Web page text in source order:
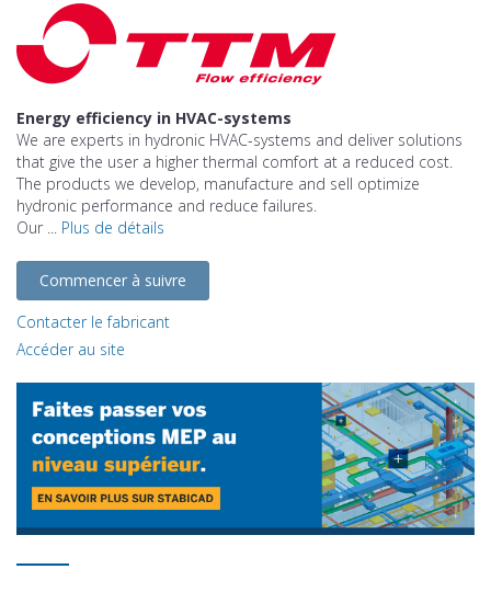
Energy efficiency in HVAC-systems
We are experts in hydronic HVAC-systems and deliver solutions
that give the user a higher thermal comfort at a reduced cost.
The products we develop, manufacture and sell optimize
hydronic performance and reduce failures.
Our ... Plus de détails
Commencer à suivre
Contacter le fabricant
Accéder au site